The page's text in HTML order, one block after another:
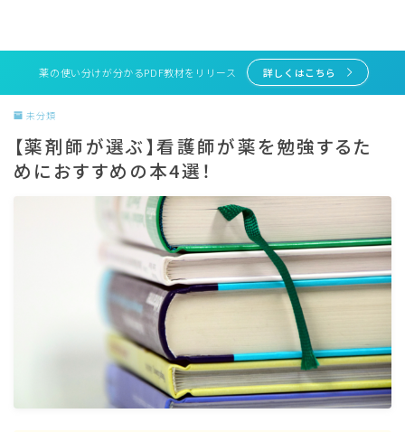
薬の使い分けが分かるPDF教材をリリース 詳しくはこちら
未分類
【薬剤師が選ぶ】看護師が薬を勉強するた
めにおすすめの本4選！